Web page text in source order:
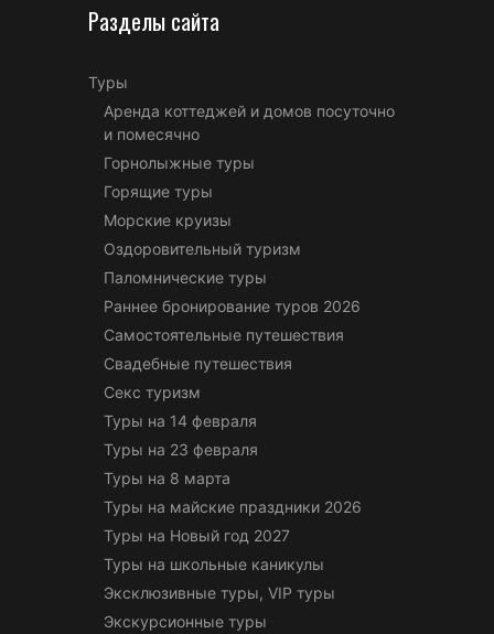
Разделы сайта
Туры
Аренда коттеджей и домов посуточно
и помесячно
Горнолыжные туры
Горящие туры
Морские круизы
Оздоровительный туризм
Паломнические туры
Раннее бронирование туров 2026
Самостоятельные путешествия
Свадебные путешествия
Секс туризм
Туры на 14 февраля
Туры на 23 февраля
Туры на 8 марта
Туры на майские праздники 2026
Туры на Новый год 2027
Туры на школьные каникулы
Эксклюзивные туры, VIP туры
Экскурсионные туры